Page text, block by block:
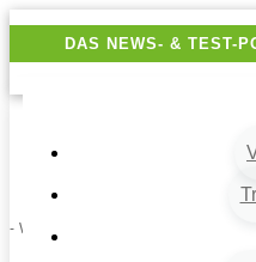
DAS NEWS- & TEST-
- Werbung -